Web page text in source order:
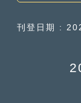
刊登日期 :